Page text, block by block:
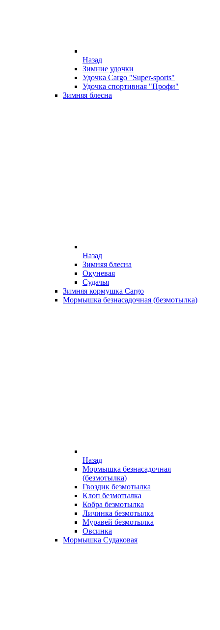
Назад
Зимние удочки
Удочка Cargo "Super-sports"
Удочка спортивная "Профи"
Зимняя блесна
Назад
Зимняя блесна
Окуневая
Судачья
Зимняя кормушка Cargo
Мормышка безнасадочная (безмотылка)
Назад
Мормышка безнасадочная
(безмотылка)
Гвоздик безмотылка
Клоп безмотылка
Кобра безмотылка
Личинка безмотылка
Муравей безмотылка
Овсинка
Мормышка Судаковая